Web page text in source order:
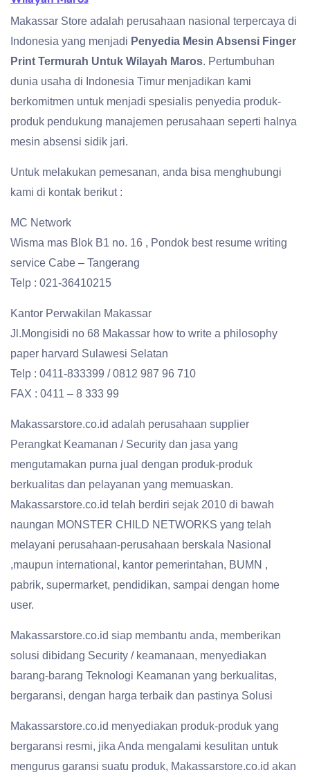
Makassar Store adalah perusahaan nasional terpercaya di
Indonesia yang menjadi Penyedia Mesin Absensi Finger
Print Termurah Untuk Wilayah Maros. Pertumbuhan
dunia usaha di Indonesia Timur menjadikan kami
berkomitmen untuk menjadi spesialis penyedia produk-
produk pendukung manajemen perusahaan seperti halnya
mesin absensi sidik jari.
Untuk melakukan pemesanan, anda bisa menghubungi
kami di kontak berikut :
MC Network
Wisma mas Blok B1 no. 16 , Pondok best resume writing
service Cabe – Tangerang
Telp : 021-36410215
Kantor Perwakilan Makassar
Jl.Mongisidi no 68 Makassar how to write a philosophy
paper harvard Sulawesi Selatan
Telp : 0411-833399 / 0812 987 96 710
FAX : 0411 – 8 333 99
Makassarstore.co.id adalah perusahaan supplier
Perangkat Keamanan / Security dan jasa yang
mengutamakan purna jual dengan produk-produk
berkualitas dan pelayanan yang memuaskan.
Makassarstore.co.id telah berdiri sejak 2010 di bawah
naungan MONSTER CHILD NETWORKS yang telah
melayani perusahaan-perusahaan berskala Nasional
,maupun international, kantor pemerintahan, BUMN ,
pabrik, supermarket, pendidikan, sampai dengan home
user.
Makassarstore.co.id siap membantu anda, memberikan
solusi dibidang Security / keamanaan, menyediakan
barang-barang Teknologi Keamanan yang berkualitas,
bergaransi, dengan harga terbaik dan pastinya Solusi
Makassarstore.co.id menyediakan produk-produk yang
bergaransi resmi, jika Anda mengalami kesulitan untuk
mengurus garansi suatu produk, Makassarstore.co.id akan